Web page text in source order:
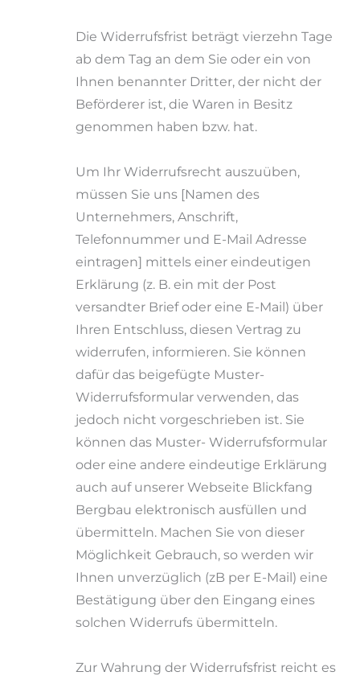
Die Widerrufsfrist beträgt vierzehn Tage
ab dem Tag an dem Sie oder ein von
Ihnen benannter Dritter, der nicht der
Beförderer ist, die Waren in Besitz
genommen haben bzw. hat.
Um Ihr Widerrufsrecht auszuüben,
müssen Sie uns [Namen des
Unternehmers, Anschrift,
Telefonnummer und E-Mail Adresse
eintragen] mittels einer eindeutigen
Erklärung (z. B. ein mit der Post
versandter Brief oder eine E-Mail) über
Ihren Entschluss, diesen Vertrag zu
widerrufen, informieren. Sie können
dafür das beigefügte Muster-
Widerrufsformular verwenden, das
jedoch nicht vorgeschrieben ist. Sie
können das Muster- Widerrufsformular
oder eine andere eindeutige Erklärung
auch auf unserer Webseite Blickfang
Bergbau elektronisch ausfüllen und
übermitteln. Machen Sie von dieser
Möglichkeit Gebrauch, so werden wir
Ihnen unverzüglich (zB per E-Mail) eine
Bestätigung über den Eingang eines
solchen Widerrufs übermitteln.
Zur Wahrung der Widerrufsfrist reicht es